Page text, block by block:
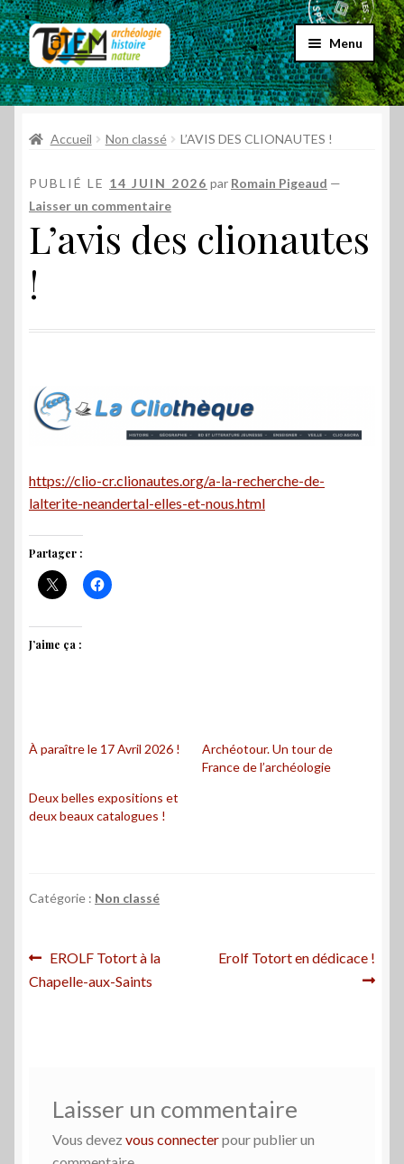
Aller
à
la
navigation
Aller
au
contenu
Menu
Accueil
Choix par genre
Choix par éditeur
enfant
Promos
Qui sommes-nous ?
Accueil Non classé L’AVIS DES CLIONAUTES !
PUBLIÉ LE 14 JUIN 2026 par Romain Pigeaud —
Laisser un commentaire
L’avis des clionautes
!
https://clio-cr.clionautes.org/a-la-recherche-de-
lalterite-neandertal-elles-et-nous.html
Partager :
J’aime ça :
À paraître le 17 Avril 2026 !
Archéotour. Un tour de
France de l’archéologie
Deux belles expositions et
deux beaux catalogues !
Catégorie : Non classé
Navigation
de
Article
précédent :
EROLF Totort à la
Chapelle-aux-Saints
Article
Erolf Totort en dédicace !
Laisser un commentaire
Vous devez vous connecterpour publier un